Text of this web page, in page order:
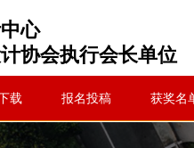
载 报名投稿 获奖名
心
协会执行会长单位